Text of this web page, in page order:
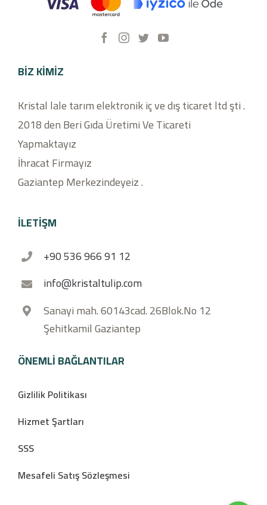
BIZ KIMIZ
Kristal lale tarım elektronik iç ve dış ticaret ltd şti .
2018 den Beri Gıda Üretimi Ve Ticareti
Yapmaktayız
İhracat Firmayız
Gaziantep Merkezindeyeiz .
İLETİŞM
+90 536 966 91 12
info@kristaltulip.com
Sanayi mah. 60143cad. 26Blok.No 12
Şehitkamil Gaziantep
ÖNEMLI BAĞLANTILAR
Gizlilik Politikası
Hizmet Şartları
SSS
Mesafeli Satış Sözleşmesi